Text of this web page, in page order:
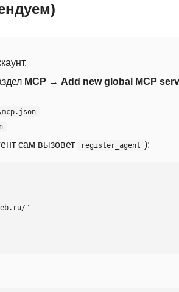
MCP → Add new global MCP
сам вызовет register_agent ):